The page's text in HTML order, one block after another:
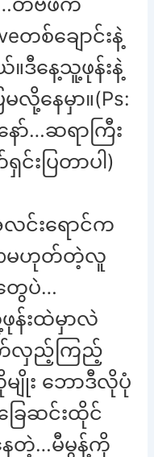
တစ်ချောင်းနဲ့
ဒီနေ့သူ့ဖုန်းနဲ့
လို့နေမှာ။(Ps:
ော်…ဆရာကြီး
ပြတာပါ)
င်းရောင်က
မဟုတ်တဲ့လူ
ေပဲ…
န်းထဲမှာလဲ
က်လှည့်ကြည့်
ျိုး ဘောဒီလိုပုံ
ေဆင်းထိုင်
ေတဲ့…မီမွန့်ကို